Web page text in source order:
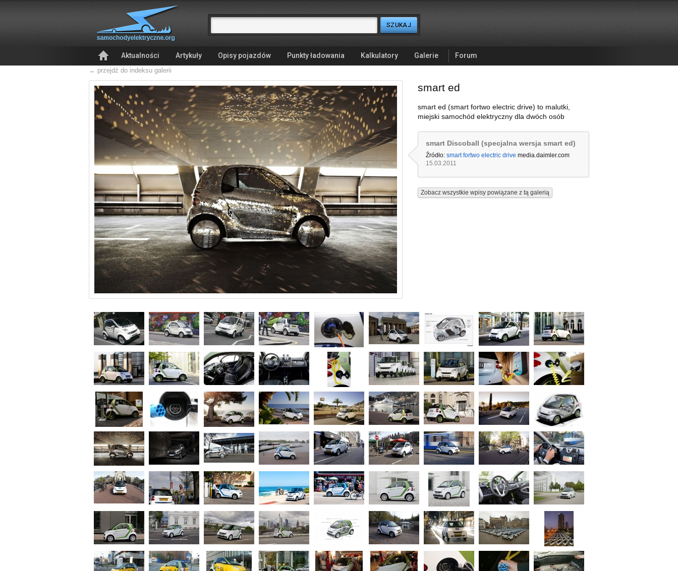
Aktualności Artykuły Opisy pojazdów Punkty ładowania Kalkulatory Galerie Forum
← przejdź do indeksu galerii
smart ed
smart ed (smart fortwo electric drive) to malutki,
miejski samochód elektryczny dla dwóch osób
smart Discoball (specjalna wersja smart ed)
Źródło: smart fortwo electric drive media.daimler.com
15.03.2011
Zobacz wszystkie wpisy powiązane z tą galerią